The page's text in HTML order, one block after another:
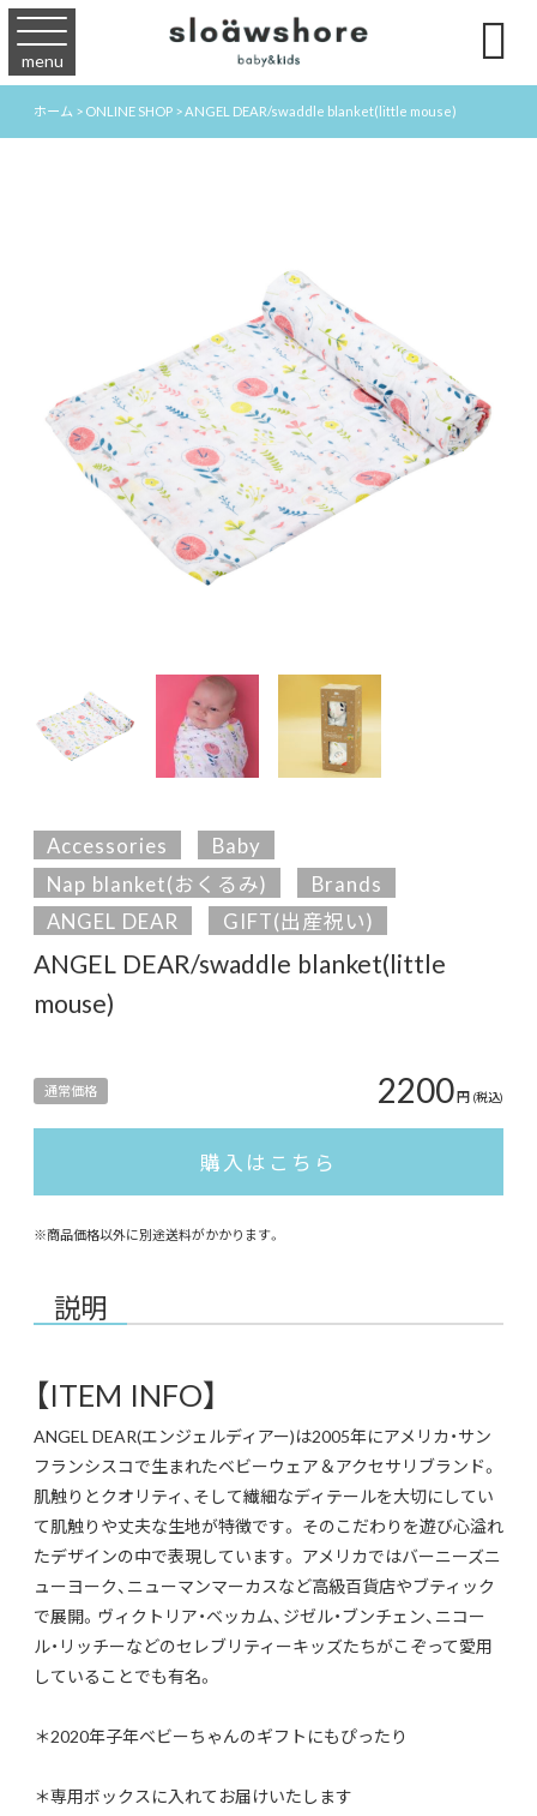
menu 
ホーム >ONLINE SHOP >ANGEL DEAR/swaddle blanket(little mouse)
Accessories
Baby
Nap blanket(おくるみ)
Brands
ANGEL DEAR
GIFT(出産祝い)
ANGEL DEAR/swaddle blanket(little
mouse)
通常価格 2200円 (税込)
購入はこちら
※商品価格以外に別途送料がかかります。
説明
【ITEM INFO】
ANGEL DEAR(エンジェルディアー)は2005年にアメリカ・サン
フランシスコで生まれたベビーウェア＆アクセサリブランド。
肌触りとクオリティ、そして繊細なディテールを大切にしてい
て肌触りや丈夫な生地が特徴です。 そのこだわりを遊び心溢れ
たデザインの中で表現しています。 アメリカではバーニーズニ
ューヨーク、ニューマンマーカスなど高級百貨店やブティック
で展開。ヴィクトリア・ベッカム、ジゼル・ブンチェン、ニコー
ル・リッチーなどのセレブリティーキッズたちがこぞって愛用
していることでも有名。
＊2020年子年ベビーちゃんのギフトにもぴったり
＊専用ボックスに入れてお届けいたします